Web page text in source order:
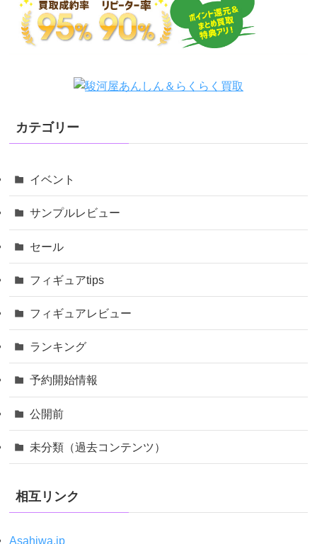
カテゴリー
イベント
サンプルレビュー
セール
フィギュアtips
フィギュアレビュー
ランキング
予約開始情報
公開前
未分類（過去コンテンツ）
相互リンク
Asahiwa.jp